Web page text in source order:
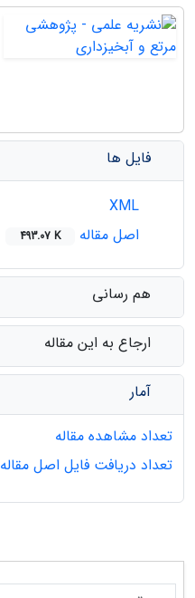
فایل ها
اصل مقاله
493.07 K
هم رسانی
ارجاع به این مقاله
آمار
تعداد مشاهده مقاله
تعداد دریافت فایل اصل مقاله